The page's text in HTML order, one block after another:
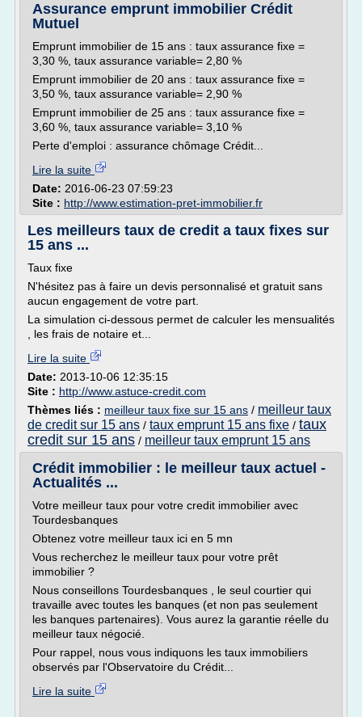
Assurance emprunt immobilier Crédit
Mutuel
Emprunt immobilier de 15 ans : taux assurance fixe =
3,30 %, taux assurance variable= 2,80 %
Emprunt immobilier de 20 ans : taux assurance fixe =
3,50 %, taux assurance variable= 2,90 %
Emprunt immobilier de 25 ans : taux assurance fixe =
3,60 %, taux assurance variable= 3,10 %
Perte d'emploi : assurance chômage Crédit...
Lire la suite
Date: 2016-06-23 07:59:23
Site : http://www.estimation-pret-immobilier.fr
Les meilleurs taux de credit a taux fixes sur
15 ans ...
Taux fixe
N'hésitez pas à faire un devis personnalisé et gratuit sans
aucun engagement de votre part.
La simulation ci-dessous permet de calculer les mensualités
, les frais de notaire et...
Lire la suite
Date: 2013-10-06 12:35:15
Site : http://www.astuce-credit.com
Thèmes liés : meilleur taux fixe sur 15 ans / meilleur taux
de credit sur 15 ans / taux emprunt 15 ans fixe / taux
credit sur 15 ans / meilleur taux emprunt 15 ans
Crédit immobilier : le meilleur taux actuel -
Actualités ...
Votre meilleur taux pour votre credit immobilier avec
Tourdesbanques
Obtenez votre meilleur taux ici en 5 mn
Vous recherchez le meilleur taux pour votre prêt
immobilier ?
Nous conseillons Tourdesbanques , le seul courtier qui
travaille avec toutes les banques (et non pas seulement
les banques partenaires). Vous aurez la garantie réelle du
meilleur taux négocié.
Pour rappel, nous vous indiquons les taux immobiliers
observés par l'Observatoire du Crédit...
Lire la suite